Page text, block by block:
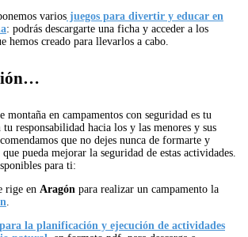
varios juegos para divertir y educar en
: podrás descargarte una ficha y acceder a los
hemos creado para llevarlos a cabo.
montaña en campamentos con seguridad es tu
responsabilidad hacia los y las menores y sus
que no dejes nunca de formarte y
pueda mejorar la seguridad de estas actividades.
para ti:
rige en Aragón para realizar un campamento la
la planificación y ejecución de actividades